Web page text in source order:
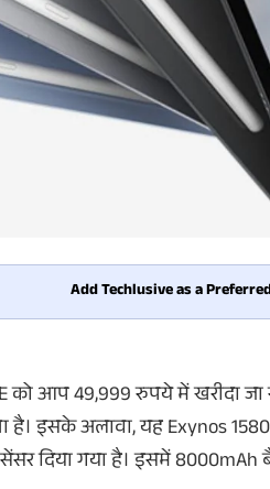
Add Techlusive as a
को आप 49,999 रुपये में खरीदा
इसके अलावा, यह Exynos
दिया गया है। इसमें 8000mAh